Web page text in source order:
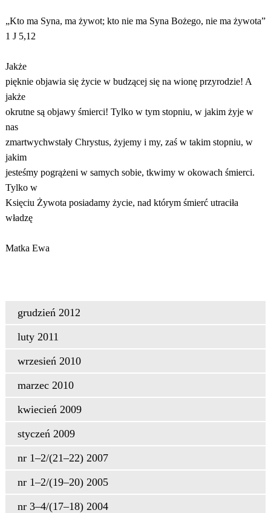
„Kto ma Syna, ma żywot; kto nie ma Syna Bożego, nie ma żywota”
1 J 5,12
Jakże
pięknie objawia się życie w budzącej się na wionę przyrodzie! A
jakże
okrutne są objawy śmierci! Tylko w tym stopniu, w jakim żyje w
nas
zmartwychwstały Chrystus, żyjemy i my, zaś w takim stopniu, w
jakim
jesteśmy pogrążeni w samych sobie, tkwimy w okowach śmierci.
Tylko w
Księciu Żywota posiadamy życie, nad którym śmierć utraciła
władzę
Matka Ewa
grudzień 2012
luty 2011
wrzesień 2010
marzec 2010
kwiecień 2009
styczeń 2009
nr 1–2/(21–22) 2007
nr 1–2/(19–20) 2005
nr 3–4/(17–18) 2004